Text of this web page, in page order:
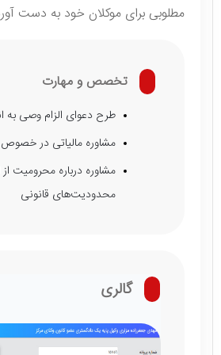
مطلوبی برای موکلان خود به دست
تخصص و مهارت
طرح دعوای الزام وصی به
مشاوره مالیاتی در
مشاوره درباره محرومیت
محدودیت‌های قانونی
گالری